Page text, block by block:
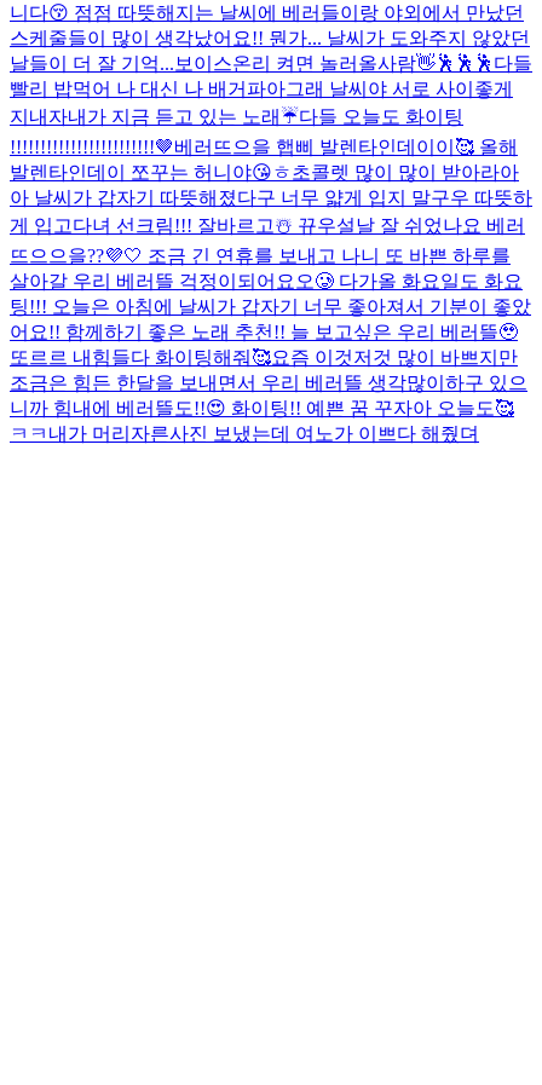
니다😚 점점 따뜻해지는 날씨에 베러들이랑 야외에서 만났던
스케줄들이 많이 생각났어요!! 뭔가... 날씨가 도와주지 않았던
날들이 더 잘 기억... 보이스온리 켜면 놀러올사람👋🕺🕺🕺 다들
빨리 밥먹어 나 대신 나 배거파아그래 날씨야 서로 사이좋게
지내자내가 지금 듣고 있는 노래☔️다들 오늘도 화이팅
!!!!!!!!!!!!!!!!!!!!!!!!🤎베러뜨으을 햅삐 발렌타인데이이🥰 올해
발렌타인데이 쪼꾸는 허니야😘ㅎ초콜렛 많이 많이 받아라아
아 날씨가 갑자기 따뜻해졌다구 너무 얇게 입지 말구우 따뜻하
게 입고다녀 선크림!!! 잘바르고☃️ 뀨우설날 잘 쉬었나요 베러
뜨으으을??💜🤍 조금 긴 연휴를 보내고 나니 또 바쁜 하루를
살아갈 우리 베러뜰 걱정이되어요오🥲 다가올 화요일도 화요
팅!!! 오늘은 아침에 날씨가 갑자기 너무 좋아져서 기분이 좋았
어요!! 함께하기 좋은 노래 추천!! 늘 보고싶은 우리 베러뜰🥹
또르르 내힘들다 화이팅해줘🥰요즘 이것저것 많이 바쁘지만
조금은 힘든 한달을 보내면서 우리 베러뜰 생각많이하구 있으
니까 힘내에 베러뜰도!!😍 화이팅!! 예쁜 꿈 꾸자아 오늘도🥰
ㅋㅋ내가 머리자른사진 보냈는데 여노가 이쁘다 해줬뎌